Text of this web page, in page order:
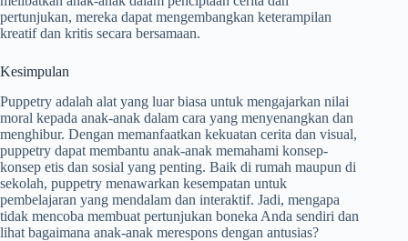
pertunjukan, mereka dapat mengembangkan keterampilan
kreatif dan kritis secara bersamaan.
Kesimpulan
Puppetry adalah alat yang luar biasa untuk mengajarkan nilai
moral kepada anak-anak dalam cara yang menyenangkan dan
menghibur. Dengan memanfaatkan kekuatan cerita dan visual,
puppetry dapat membantu anak-anak memahami konsep-
konsep etis dan sosial yang penting. Baik di rumah maupun di
sekolah, puppetry menawarkan kesempatan untuk
pembelajaran yang mendalam dan interaktif. Jadi, mengapa
tidak mencoba membuat pertunjukan boneka Anda sendiri dan
lihat bagaimana anak-anak merespons dengan antusias?